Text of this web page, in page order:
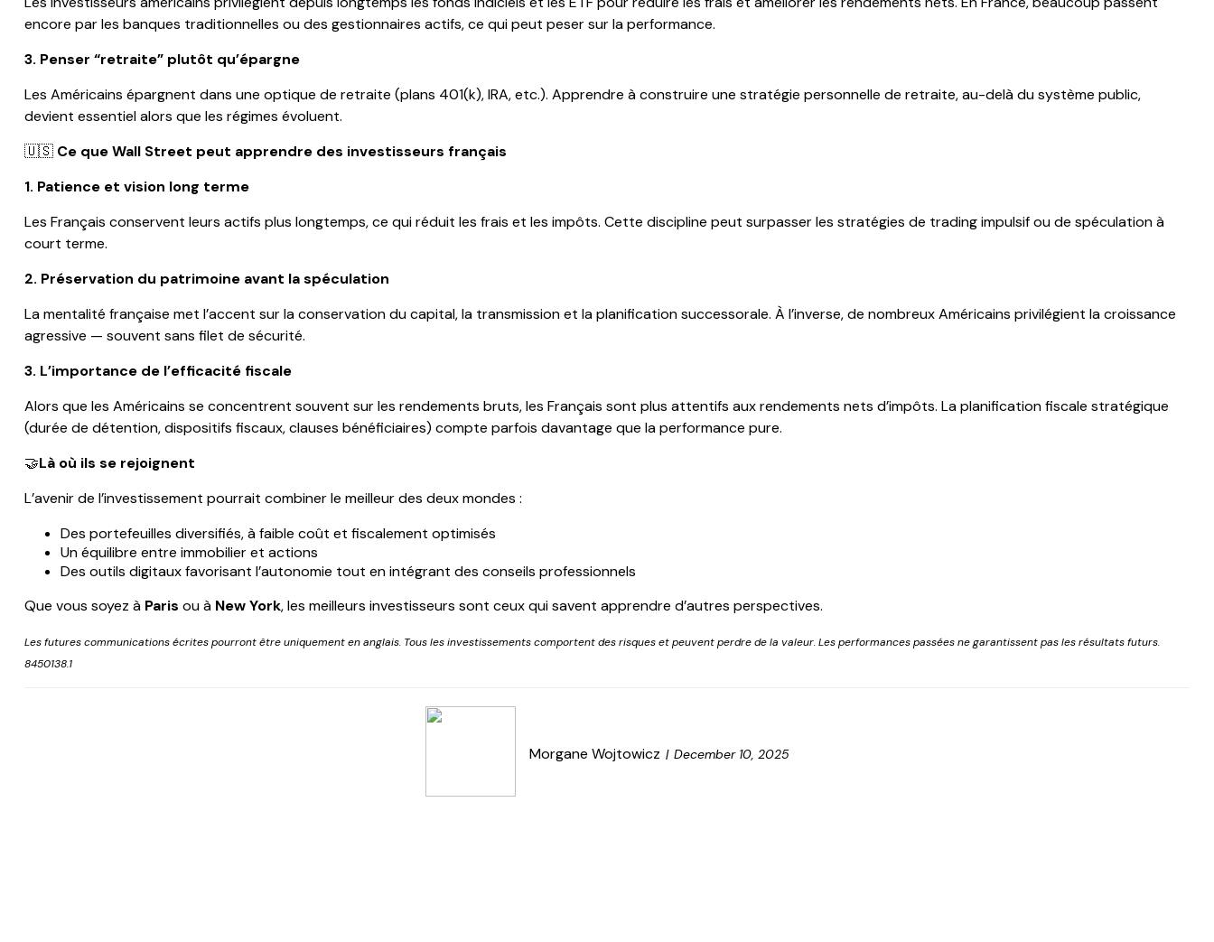
encore par les banques traditionnelles ou des gestionnaires actifs, ce qui peut peser sur la performance.
3. Penser “retraite” plutôt qu’épargne
Les Américains épargnent dans une optique de retraite (plans 401(k), IRA, etc.). Apprendre à construire une stratégie personnelle de retraite, au-delà du système public,
devient essentiel alors que les régimes évoluent.
🇺🇸 Ce que Wall Street peut apprendre des investisseurs français
1. Patience et vision long terme
Les Français conservent leurs actifs plus longtemps, ce qui réduit les frais et les impôts. Cette discipline peut surpasser les stratégies de trading impulsif ou de spéculation à
court terme.
2. Préservation du patrimoine avant la spéculation
La mentalité française met l’accent sur la conservation du capital, la transmission et la planification successorale. À l’inverse, de nombreux Américains privilégient la croissance
agressive — souvent sans filet de sécurité.
3. L’importance de l’efficacité fiscale
Alors que les Américains se concentrent souvent sur les rendements bruts, les Français sont plus attentifs aux rendements nets d’impôts. La planification fiscale stratégique
(durée de détention, dispositifs fiscaux, clauses bénéficiaires) compte parfois davantage que la performance pure.
🤝Là où ils se rejoignent
L’avenir de l’investissement pourrait combiner le meilleur des deux mondes :
Des portefeuilles diversifiés, à faible coût et fiscalement optimisés
Un équilibre entre immobilier et actions
Des outils digitaux favorisant l’autonomie tout en intégrant des conseils professionnels
Que vous soyez à Paris ou à New York, les meilleurs investisseurs sont ceux qui savent apprendre d’autres perspectives.
Les futures communications écrites pourront être uniquement en anglais. Tous les investissements comportent des risques et peuvent perdre de la valeur. Les performances passées ne garantissent pas les résultats futurs.
8450138.1
Morgane Wojtowicz December 10, 2025